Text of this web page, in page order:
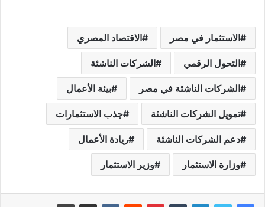
الاستثمار في مصر الاقتصاد المصري
التحول الرقمي الشركات الناشئة
الشركات الناشئة في مصر بيئة الأعمال
تمويل الشركات الناشئة جذب الاستثمارات
دعم الشركات الناشئة ريادة الأعمال
وزارة الاستثمار وزير الاستثمار